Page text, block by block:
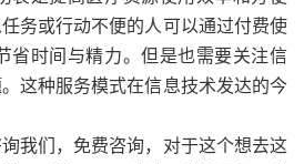
务或行动不便的人可以通过付费使
省时间与精力。但是也需要关注信
这种服务模式在信息技术发达的今
询我们，免费咨询，对于这个想去这